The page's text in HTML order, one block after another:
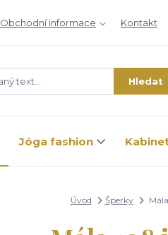
Obchodní informace Kontakt
Hledat
Jóga fashion
Úvod Šperky